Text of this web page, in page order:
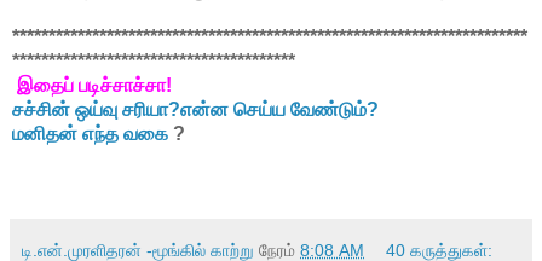
***********************************************************************
***************************************
இதைப் படிச்சாச்சா!
சச்சின் ஒய்வு சரியா?என்ன செய்ய வேண்டும்?
மனிதன் எந்த வகை ?
டி.என்.முரளிதரன் -மூங்கில் காற்று நேரம் 8:08 AM 40 கருத்துகள்: